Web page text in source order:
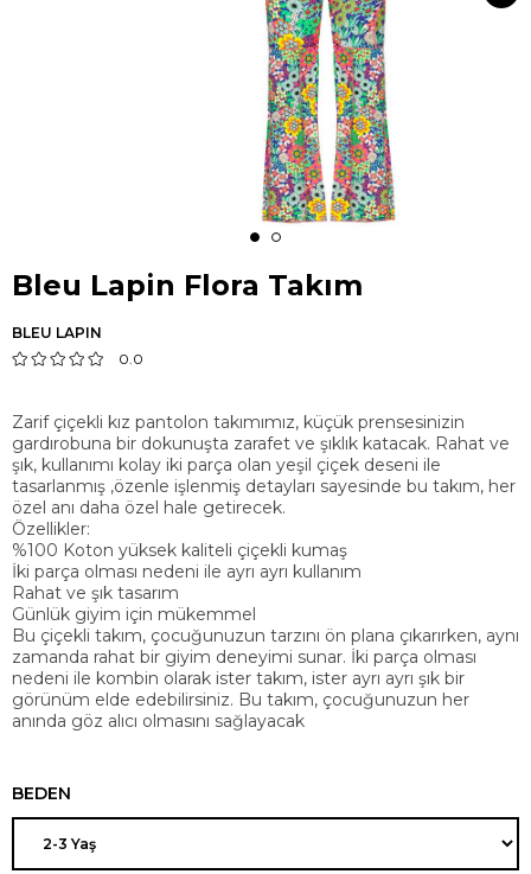
Bleu Lapin Flora Takım
BLEU LAPIN
0.0
Zarif çiçekli kız pantolon takımımız, küçük prensesinizin
gardırobuna bir dokunuşta zarafet ve şıklık katacak. Rahat ve
şık, kullanımı kolay iki parça olan yeşil çiçek deseni ile
tasarlanmış ,özenle işlenmiş detayları sayesinde bu takım, her
özel anı daha özel hale getirecek.
Özellikler:
%100 Koton yüksek kaliteli çiçekli kumaş
İki parça olması nedeni ile ayrı ayrı kullanım
Rahat ve şık tasarım
Günlük giyim için mükemmel
Bu çiçekli takım, çocuğunuzun tarzını ön plana çıkarırken, aynı
zamanda rahat bir giyim deneyimi sunar. İki parça olması
nedeni ile kombin olarak ister takım, ister ayrı ayrı şık bir
görünüm elde edebilirsiniz. Bu takım, çocuğunuzun her
anında göz alıcı olmasını sağlayacak
BEDEN